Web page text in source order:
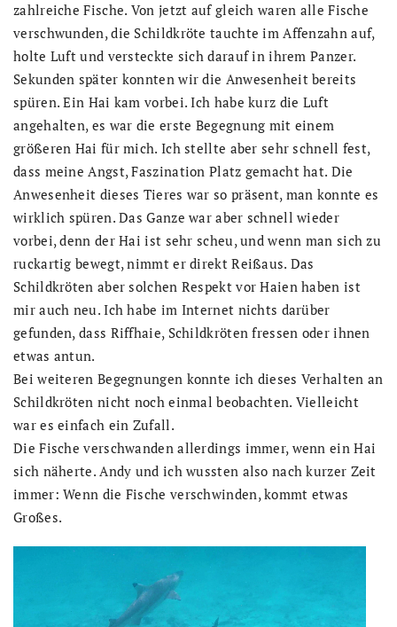
zahlreiche Fische. Von jetzt auf gleich waren alle Fische
verschwunden, die Schildkröte tauchte im Affenzahn auf,
holte Luft und versteckte sich darauf in ihrem Panzer.
Sekunden später konnten wir die Anwesenheit bereits
spüren. Ein Hai kam vorbei. Ich habe kurz die Luft
angehalten, es war die erste Begegnung mit einem
größeren Hai für mich. Ich stellte aber sehr schnell fest,
dass meine Angst, Faszination Platz gemacht hat. Die
Anwesenheit dieses Tieres war so präsent, man konnte es
wirklich spüren. Das Ganze war aber schnell wieder
vorbei, denn der Hai ist sehr scheu, und wenn man sich zu
ruckartig bewegt, nimmt er direkt Reißaus. Das
Schildkröten aber solchen Respekt vor Haien haben ist
mir auch neu. Ich habe im Internet nichts darüber
gefunden, dass Riffhaie, Schildkröten fressen oder ihnen
etwas antun.
Bei weiteren Begegnungen konnte ich dieses Verhalten an
Schildkröten nicht noch einmal beobachten. Vielleicht
war es einfach ein Zufall.
Die Fische verschwanden allerdings immer, wenn ein Hai
sich näherte. Andy und ich wussten also nach kurzer Zeit
immer: Wenn die Fische verschwinden, kommt etwas
Großes.